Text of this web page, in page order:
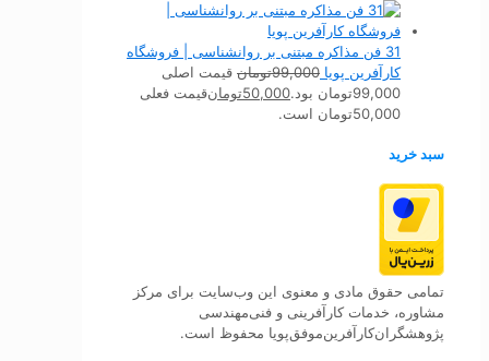
31 فن مذاکره مبتنی بر روانشناسی | فروشگاه
کارآفرین پویا 99,000تومان قیمت اصلی
99,000تومان بود.
50,000تومانقیمت فعلی
50,000تومان است.
سبد خرید
تمامی حقوق مادی و معنوی این وب‌سایت برای مرکز
مشاوره، خدمات کارآفرینی و فنی‌مهندسی
پژوهشگران‌کارآفرین‌موفق‌پویا محفوظ است.